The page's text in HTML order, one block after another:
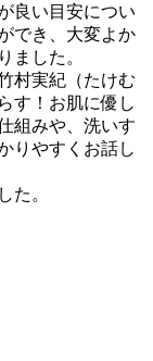
良い目安につい
でき、大変よか
ました。
村実紀（たけむ
す！お肌に優し
組みや、洗いす
りやすくお話し
た。